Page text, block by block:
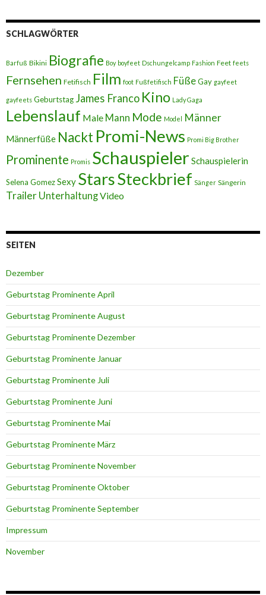
SCHLAGWÖRTER
Barfuß Bikini Biografie Boy boyfeet Dschungelcamp Fashion Feet feets
Fernsehen Fetifisch Film foot Fußfetifisch FüßeGay gayfeet
gayfeets Geburtstag James Franco Kino Lady Gaga
Lebenslauf Male Mann Mode Model Männer
Männerfüße Nackt Promi-News Promi Big Brother
Prominente Promis Schauspieler Schauspielerin
Selena GomezSexy StarsSteckbrief Sänger Sängerin
Trailer UnterhaltungVideo
SEITEN
Dezember
Geburtstag Prominente April
Geburtstag Prominente August
Geburtstag Prominente Dezember
Geburtstag Prominente Januar
Geburtstag Prominente Juli
Geburtstag Prominente Juni
Geburtstag Prominente Mai
Geburtstag Prominente März
Geburtstag Prominente November
Geburtstag Prominente Oktober
Geburtstag Prominente September
Impressum
November